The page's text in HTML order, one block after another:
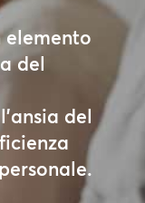
elemento
del
del